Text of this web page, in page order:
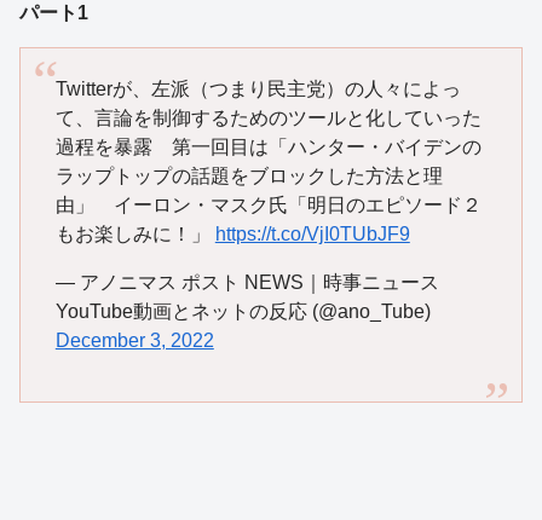
パート1
Twitterが、左派（つまり民主党）の人々によっ
て、言論を制御するためのツールと化していった
過程を暴露 第一回目は「ハンター・バイデンの
ラップトップの話題をブロックした方法と理
由」 イーロン・マスク氏「明日のエピソード２
もお楽しみに！」
https://t.co/VjI0TUbJF9
— アノニマス ポスト NEWS｜時事ニュース
YouTube動画とネットの反応 (@ano_Tube)
December 3, 2022